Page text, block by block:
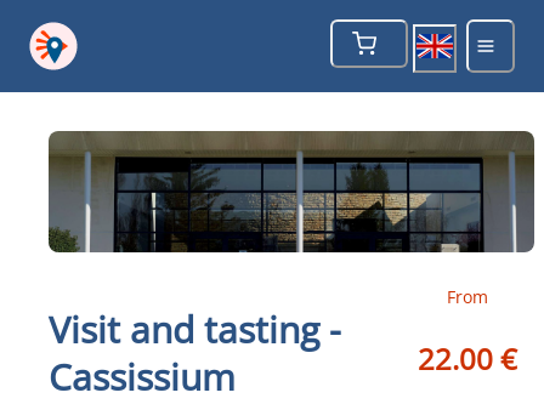
Visit and tasting -
Cassissium
From
22.00 €